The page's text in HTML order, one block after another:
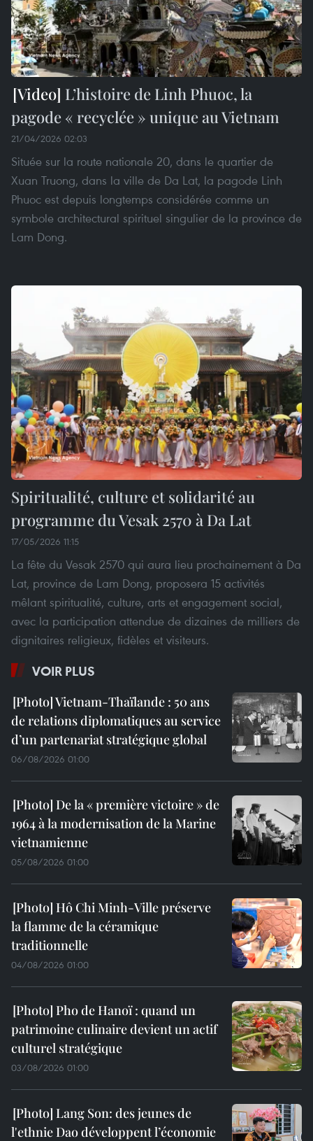
L’histoire de Linh Phuoc, la
pagode « recyclée » unique au Vietnam
21/04/2026 02:03
Située sur la route nationale 20, dans le quartier de
Xuan Truong, dans la ville de Da Lat, la pagode Linh
Phuoc est depuis longtemps considérée comme un
symbole architectural spirituel singulier de la province de
Lam Dong.
Spiritualité, culture et solidarité au
programme du Vesak 2570 à Da Lat
17/05/2026 11:15
La fête du Vesak 2570 qui aura lieu prochainement à Da
Lat, province de Lam Dong, proposera 15 activités
mêlant spiritualité, culture, arts et engagement social,
avec la participation attendue de dizaines de milliers de
dignitaires religieux, fidèles et visiteurs.
VOIR PLUS
Vietnam-Thaïlande : 50 ans
de relations diplomatiques au service
d’un partenariat stratégique global
06/08/2026 01:00
De la « première victoire » de
1964 à la modernisation de la Marine
vietnamienne
05/08/2026 01:00
Hô Chi Minh-Ville préserve
la flamme de la céramique
traditionnelle
04/08/2026 01:00
Pho de Hanoï : quand un
patrimoine culinaire devient un actif
culturel stratégique
03/08/2026 01:00
Lang Son: des jeunes de
l'ethnie Dao développent l’économie